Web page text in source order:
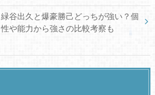
緑谷出久と爆豪勝己どっちが強い？個
性や能力から強さの比較考察も